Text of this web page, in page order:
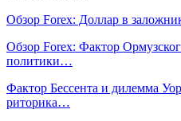
Обзор Forex: Доллар в
Обзор Forex: Фактор
политики…
Фактор Бессента и дилемма
риторика…